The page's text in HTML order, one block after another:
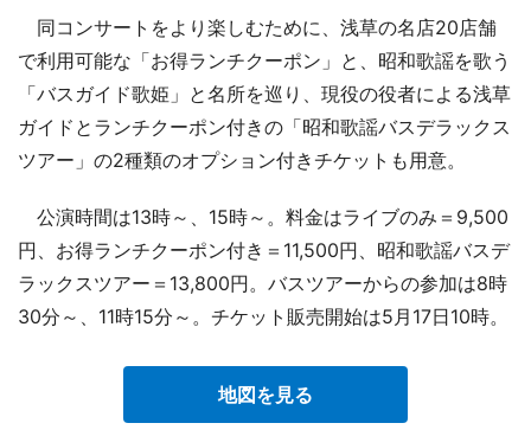
同コンサートをより楽しむために、浅草の名店20店舗
で利用可能な「お得ランチクーポン」と、昭和歌謡を歌う
「バスガイド歌姫」と名所を巡り、現役の役者による浅草
ガイドとランチクーポン付きの「昭和歌謡バスデラックス
ツアー」の2種類のオプション付きチケットも用意。
公演時間は13時～、15時～。料金はライブのみ＝9,500
円、お得ランチクーポン付き＝11,500円、昭和歌謡バスデ
ラックスツアー＝13,800円。バスツアーからの参加は8時
30分～、11時15分～。チケット販売開始は5月17日10時。
地図を見る